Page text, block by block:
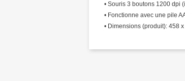
• Souris 3 boutons 1200 dpi
• Fonctionne avec une pile
• Dimensions (produit): 458